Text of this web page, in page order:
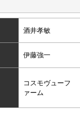
酒井孝敏
伊藤強一
コスモヴューフ
ァーム